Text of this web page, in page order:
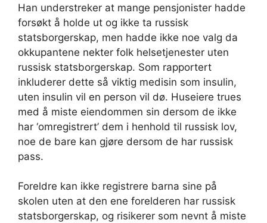
Han understreker at mange pensjonister hadde
forsøkt å holde ut og ikke ta russisk
statsborgerskap, men hadde ikke noe valg da
okkupantene nekter folk helsetjenester uten
russisk statsborgerskap. Som rapportert
inkluderer dette så viktig medisin som insulin,
uten insulin vil en person vil dø. Huseiere trues
med å miste eiendommen sin dersom de ikke
har ‘omregistrert’ dem i henhold til russisk lov,
noe de bare kan gjøre dersom de har russisk
pass.
Foreldre kan ikke registrere barna sine på
skolen uten at den ene forelderen har russisk
statsborgerskap, og risikerer som nevnt å miste